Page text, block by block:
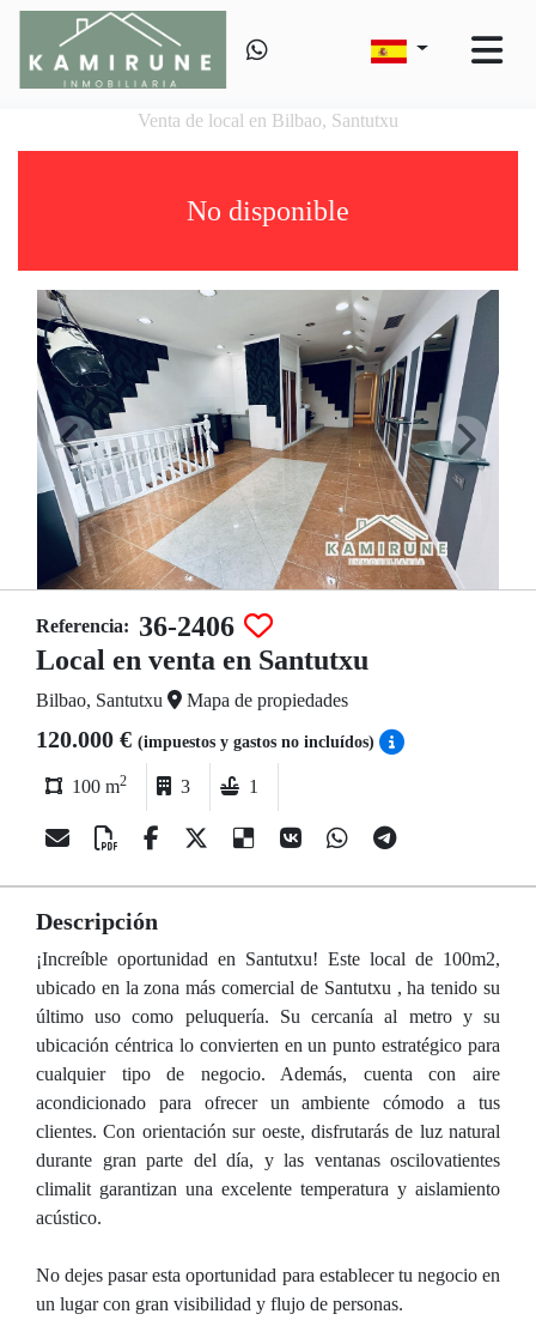
Venta de local en Bilbao, Santutxu
No disponible
Referencia: 36-2406
Local en venta en Santutxu
Bilbao, Santutxu Mapa de propiedades
120.000 € (impuestos y gastos no incluídos)
100 m2 3 1
Descripción
¡Increíble oportunidad en Santutxu! Este local de 100m2,
ubicado en la zona más comercial de Santutxu , ha tenido su
último uso como peluquería. Su cercanía al metro y su
ubicación céntrica lo convierten en un punto estratégico para
cualquier tipo de negocio. Además, cuenta con aire
acondicionado para ofrecer un ambiente cómodo a tus
clientes. Con orientación sur oeste, disfrutarás de luz natural
durante gran parte del día, y las ventanas oscilovatientes
climalit garantizan una excelente temperatura y aislamiento
acústico.
No dejes pasar esta oportunidad para establecer tu negocio en
un lugar con gran visibilidad y flujo de personas.